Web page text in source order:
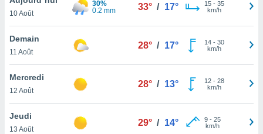
et
»,
au
vous
qu'ils
ou
10 Août
30%
0.2 mm
33° / 17° 15- 35
km/h
Demain
11 Août
28° / 17° 14- 30
km/h
Mercredi
12 Août
28° / 13° 12- 28
km/h
Jeudi
13 Août
29° / 14° 9- 25
km/h